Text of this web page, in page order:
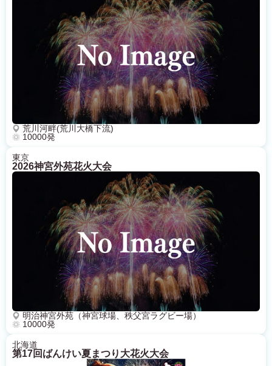
荒川河畔(荒川大橋下流)
10000発
東京
2026神宮外苑花火大会
明治神宮外苑（神宮球場、秩父宮ラグビー場）
10000発
北海道
第17回ばんけい夏まつり大花火大会